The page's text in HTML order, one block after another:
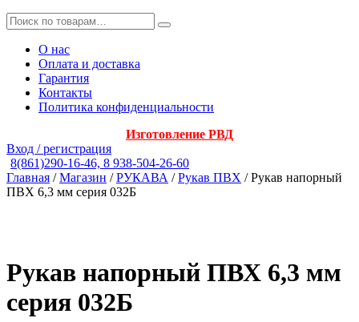
О нас
Оплата и доставка
Гарантия
Контакты
Политика конфиденциальности
Изготовление РВД
Вход / регистрация
8(861)290-16-46, 8 938-504-26-60
Главная /Магазин /РУКАВА /Рукав ПВХ / Рукав напорный
ПВХ 6,3 мм серия 032Б
Рукав напорный ПВХ 6,3 мм
серия 032Б